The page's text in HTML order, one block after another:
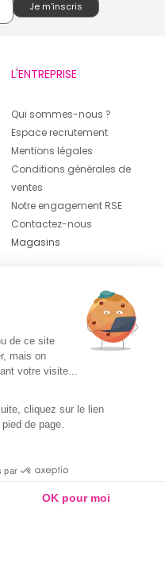
L'ENTREPRISE
Qui sommes-nous ?
Espace recrutement
Mentions légales
Conditions générales de
ventes
Notre engagement RSE
Contactez-nous
Magasins
de ce site
mais on
votre visite...
cliquez sur le lien
de page.
par
OK pour moi